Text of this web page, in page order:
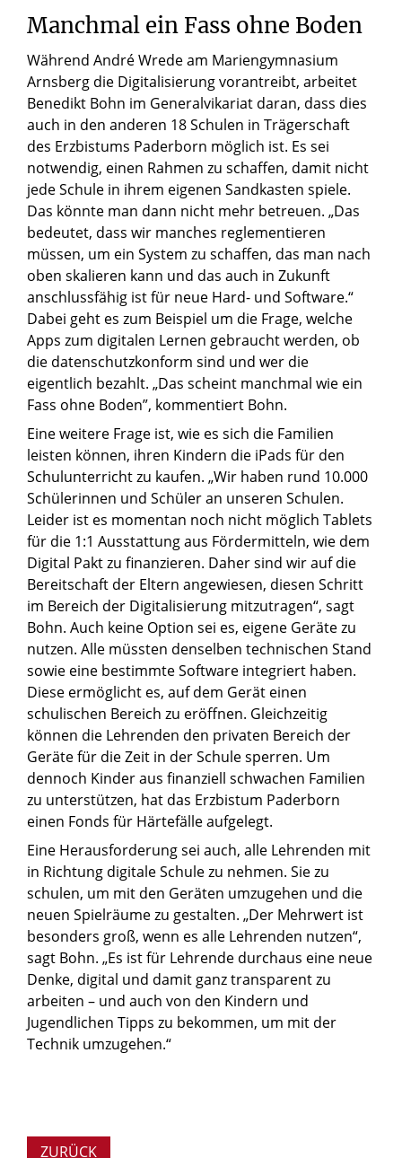
Manchmal ein Fass ohne Boden
Während André Wrede am Mariengymnasium
Arnsberg die Digitalisierung vorantreibt, arbeitet
Benedikt Bohn im Generalvikariat daran, dass dies
auch in den anderen 18 Schulen in Trägerschaft
des Erzbistums Paderborn möglich ist. Es sei
notwendig, einen Rahmen zu schaffen, damit nicht
jede Schule in ihrem eigenen Sandkasten spiele.
Das könnte man dann nicht mehr betreuen. „Das
bedeutet, dass wir manches reglementieren
müssen, um ein System zu schaffen, das man nach
oben skalieren kann und das auch in Zukunft
anschlussfähig ist für neue Hard- und Software.“
Dabei geht es zum Beispiel um die Frage, welche
Apps zum digitalen Lernen gebraucht werden, ob
die datenschutzkonform sind und wer die
eigentlich bezahlt. „Das scheint manchmal wie ein
Fass ohne Boden”, kommentiert Bohn.
Eine weitere Frage ist, wie es sich die Familien
leisten können, ihren Kindern die iPads für den
Schulunterricht zu kaufen. „Wir haben rund 10.000
Schülerinnen und Schüler an unseren Schulen.
Leider ist es momentan noch nicht möglich Tablets
für die 1:1 Ausstattung aus Fördermitteln, wie dem
Digital Pakt zu finanzieren. Daher sind wir auf die
Bereitschaft der Eltern angewiesen, diesen Schritt
im Bereich der Digitalisierung mitzutragen“, sagt
Bohn. Auch keine Option sei es, eigene Geräte zu
nutzen. Alle müssten denselben technischen Stand
sowie eine bestimmte Software integriert haben.
Diese ermöglicht es, auf dem Gerät einen
schulischen Bereich zu eröffnen. Gleichzeitig
können die Lehrenden den privaten Bereich der
Geräte für die Zeit in der Schule sperren. Um
dennoch Kinder aus finanziell schwachen Familien
zu unterstützen, hat das Erzbistum Paderborn
einen Fonds für Härtefälle aufgelegt.
Eine Herausforderung sei auch, alle Lehrenden mit
in Richtung digitale Schule zu nehmen. Sie zu
schulen, um mit den Geräten umzugehen und die
neuen Spielräume zu gestalten. „Der Mehrwert ist
besonders groß, wenn es alle Lehrenden nutzen“,
sagt Bohn. „Es ist für Lehrende durchaus eine neue
Denke, digital und damit ganz transparent zu
arbeiten – und auch von den Kindern und
Jugendlichen Tipps zu bekommen, um mit der
Technik umzugehen.“
ZURÜCK